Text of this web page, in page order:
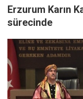
Erzurum Karın
sürecinde